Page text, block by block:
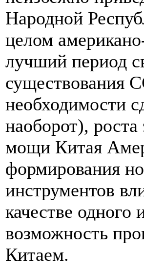
Народной
целом
лучший период
существования
необходимости
наоборот),
мощи Китая
формирования
инструментов
качестве одного
возможность
Китаем.